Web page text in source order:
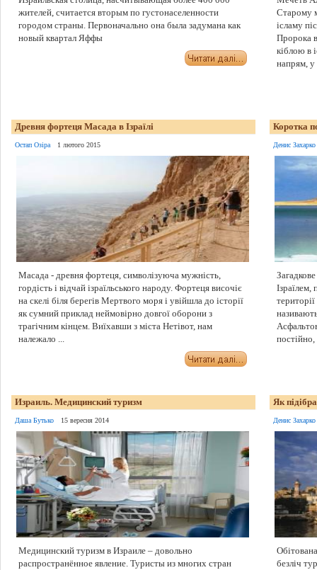
жителей, считается вторым по густонаселенности
городом страны. Первоначально она была задумана как
новый квартал Яффы
Старому
ісламу
Пророка
кіблою в
напрям, у
Древня фортеця Масада в Ізраїлі
Остап Озіра 1 лютого 2015
Масада - древня фортеця, символізуюча мужність,
гордість і відчай ізраїльського народу. Фортеця височіє
на скелі біля берегів Мертвого моря і увійшла до історії
як сумний приклад неймовірно довгої оборони з
трагічним кінцем. Виїхавши з міста Нетівот, нам
належало ...
Коротка
Денис Захарко
постійно,
Израиль. Медицинский туризм
Даша Бутько 15 вересня 2014
Медицинский туризм в Израиле – довольно
распространённое явление. Туристы из многих стран
Як
Денис Захарко
безліч